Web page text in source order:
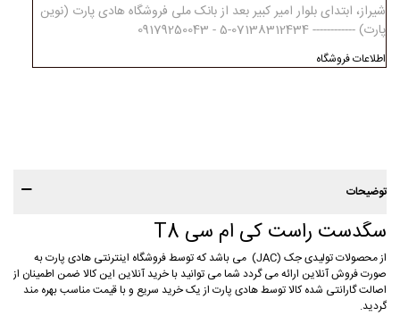
شیراز، ابتدای بلوار امیر کبیر بعد از بانک ملی فروشگاه هادی پارت (نوین
پارت) ------------ 07138312434-5 - 09179250043
اطلاعات فروشگاه
توضیحات
سگدست راست کی ام سی T8
از محصولات تولیدی جک (JAC) می باشد که توسط فروشگاه اینترنتی هادی پارت به
صورت فروش آنلاین ارائه می گردد شما می توانید با خرید آنلاین این کالا ضمن اطمینان از
اصالت گارانتی شده کالا توسط هادی پارت از یک خرید سریع و با قیمت مناسب بهره مند
گردید.